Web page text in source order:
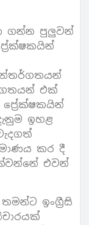
ගන්න පුලුවන්
එක්
ඉහළ
කර දී
එවන්
ඉංග්‍රීසි